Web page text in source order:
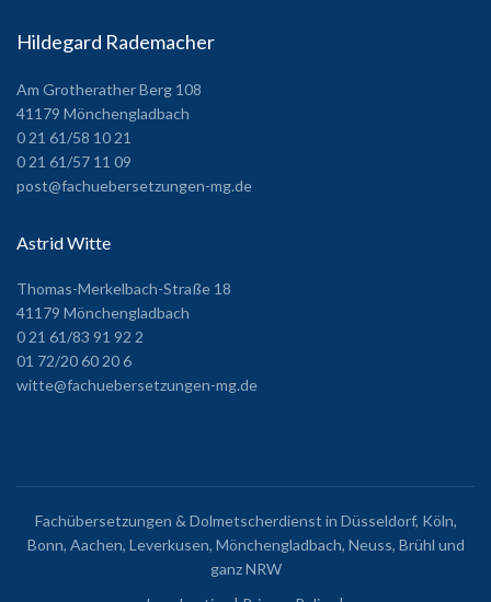
Hildegard Rademacher
Am Grotherather Berg 108
41179 Mönchengladbach
0 21 61/58 10 21
0 21 61/57 11 09
post@fachuebersetzungen-mg.de
Astrid Witte
Thomas-Merkelbach-Straße 18
41179 Mönchengladbach
0 21 61/83 91 92 2
01 72/20 60 20 6
witte@fachuebersetzungen-mg.de
Fachübersetzungen & Dolmetscherdienst in Düsseldorf, Köln,
Bonn, Aachen, Leverkusen, Mönchengladbach, Neuss, Brühl und
ganz NRW